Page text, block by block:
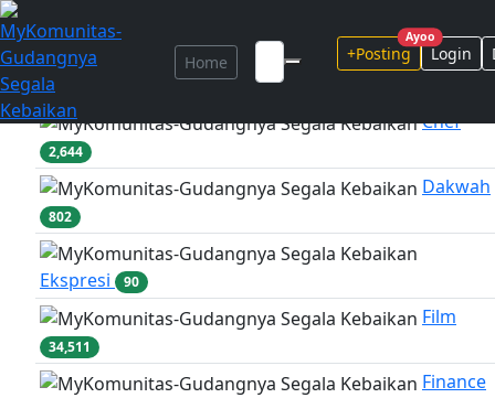
Home +Posting
Ayoo
Login
Adventure
Chef
2,644
Dakwah
802
Ekspresi 90
Film
34,511
Finance